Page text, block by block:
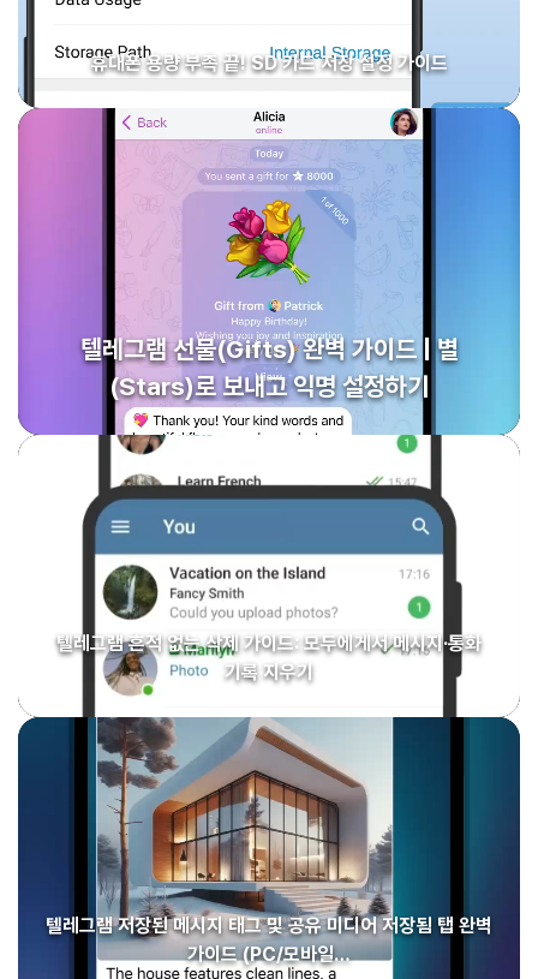
휴대폰 용량 부족 끝! SD 카드 저장 설정 가이드
텔레그램 선물(Gifts) 완벽 가이드 | 별
(Stars)로 보내고 익명 설정하기
텔레그램 흔적 없는 삭제 가이드: 모두에게서 메시지·통화
기록 지우기
텔레그램 저장된 메시지 태그 및 공유 미디어 저장됨 탭 완벽
가이드 (PC/모바일…